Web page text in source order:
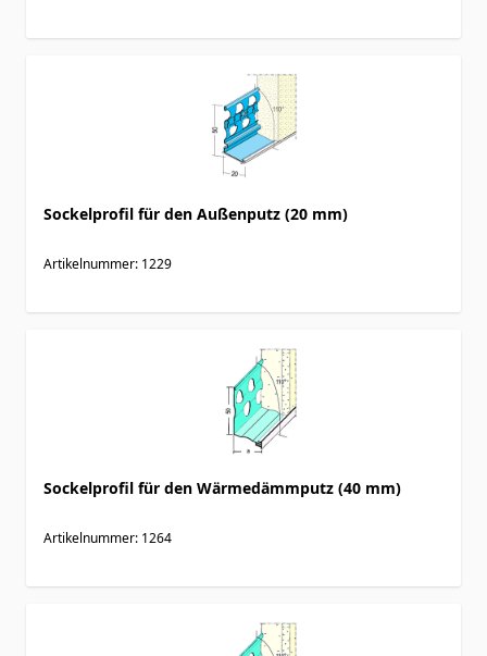
Sockelprofil für den Außenputz (20 mm)
Artikelnummer: 1229
Sockelprofil für den Wärmedämmputz (40 mm)
Artikelnummer: 1264